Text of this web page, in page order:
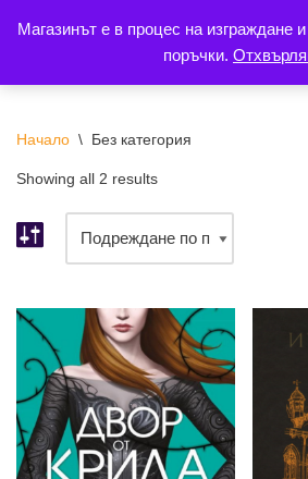
Магазинът е в процес на изграждане
поръчки.
към
Начало \ Без категория
Showing all 2 results